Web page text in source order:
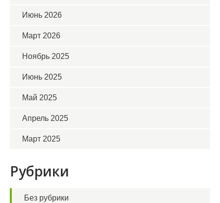
Июнь 2026
Март 2026
Ноябрь 2025
Июнь 2025
Май 2025
Апрель 2025
Март 2025
Рубрики
Без рубрики